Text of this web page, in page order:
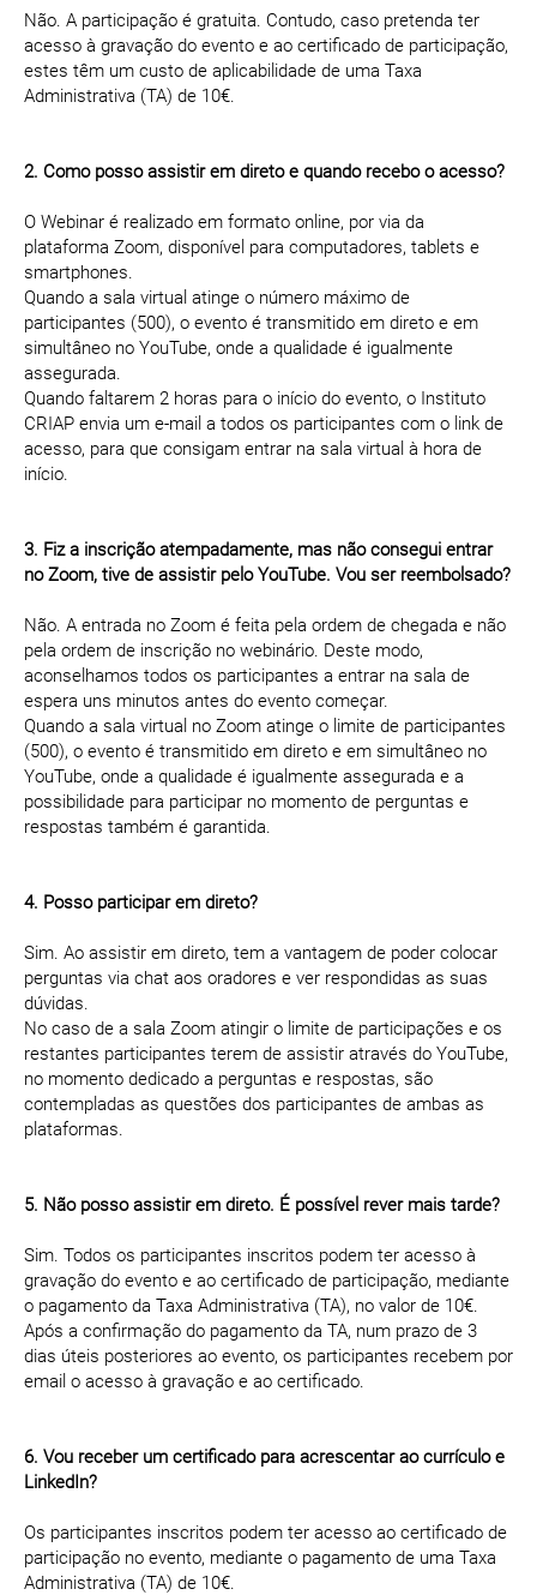
Não. A participação é gratuita. Contudo, caso pretenda ter
acesso à gravação do evento e ao certificado de participação,
estes têm um custo de aplicabilidade de uma Taxa
Administrativa (TA) de 10€.
2. Como posso assistir em direto e quando recebo o acesso?
O Webinar é realizado em formato online, por via da
plataforma Zoom, disponível para computadores, tablets e
smartphones.
Quando a sala virtual atinge o número máximo de
participantes (500), o evento é transmitido em direto e em
simultâneo no YouTube, onde a qualidade é igualmente
assegurada.
Quando faltarem 2 horas para o início do evento, o Instituto
CRIAP envia um e-mail a todos os participantes com o link de
acesso, para que consigam entrar na sala virtual à hora de
início.
3. Fiz a inscrição atempadamente, mas não consegui entrar
no Zoom, tive de assistir pelo YouTube. Vou ser reembolsado?
Não. A entrada no Zoom é feita pela ordem de chegada e não
pela ordem de inscrição no webinário. Deste modo,
aconselhamos todos os participantes a entrar na sala de
espera uns minutos antes do evento começar.
Quando a sala virtual no Zoom atinge o limite de participantes
(500), o evento é transmitido em direto e em simultâneo no
YouTube, onde a qualidade é igualmente assegurada e a
possibilidade para participar no momento de perguntas e
respostas também é garantida.
4. Posso participar em direto?
Sim. Ao assistir em direto, tem a vantagem de poder colocar
perguntas via chat aos oradores e ver respondidas as suas
dúvidas.
No caso de a sala Zoom atingir o limite de participações e os
restantes participantes terem de assistir através do YouTube,
no momento dedicado a perguntas e respostas, são
contempladas as questões dos participantes de ambas as
plataformas.
5. Não posso assistir em direto. É possível rever mais tarde?
Sim. Todos os participantes inscritos podem ter acesso à
gravação do evento e ao certificado de participação, mediante
o pagamento da Taxa Administrativa (TA), no valor de 10€.
Após a confirmação do pagamento da TA, num prazo de 3
dias úteis posteriores ao evento, os participantes recebem por
email o acesso à gravação e ao certificado.
6. Vou receber um certificado para acrescentar ao currículo e
LinkedIn?
Os participantes inscritos podem ter acesso ao certificado de
participação no evento, mediante o pagamento de uma Taxa
Administrativa (TA) de 10€.